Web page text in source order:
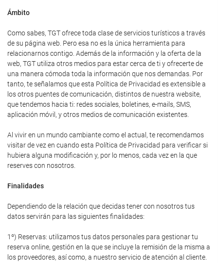
Ámbito
Como sabes, TGT ofrece toda clase de servicios turísticos a través
de su página web. Pero esa no es la única herramienta para
relacionarnos contigo. Además de la información y la oferta de la
web, TGT utiliza otros medios para estar cerca de ti y ofrecerte de
una manera cómoda toda la información que nos demandas. Por
tanto, te señalamos que esta Política de Privacidad es extensible a
los otros puentes de comunicación, distintos de nuestra website,
que tendemos hacia ti: redes sociales, boletines, e-mails, SMS,
aplicación móvil, y otros medios de comunicación existentes.
Al vivir en un mundo cambiante como el actual, te recomendamos
visitar de vez en cuando esta Política de Privacidad para verificar si
hubiera alguna modificación y, por lo menos, cada vez en la que
reserves con nosotros.
Finalidades
Dependiendo de la relación que decidas tener con nosotros tus
datos servirán para las siguientes finalidades:
1º) Reservas: utilizamos tus datos personales para gestionar tu
reserva online, gestión en la que se incluye la remisión de la misma a
los proveedores, así como, a nuestro servicio de atención al cliente.